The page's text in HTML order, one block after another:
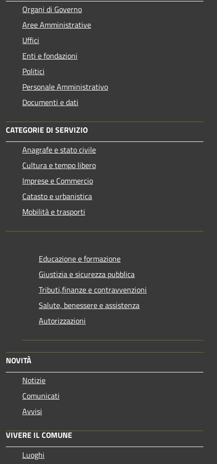
Organi di Governo
Aree Amministrative
Uffici
Enti e fondazioni
Politici
Personale Amministrativo
Documenti e dati
CATEGORIE DI SERVIZIO
Anagrafe e stato civile
Cultura e tempo libero
Imprese e Commercio
Catasto e urbanistica
Mobilità e trasporti
Educazione e formazione
Giustizia e sicurezza pubblica
Tributi,finanze e contravvenzioni
Salute, benessere e assistenza
Autorizzazioni
NOVITÀ
Notizie
Comunicati
Avvisi
VIVERE IL COMUNE
Luoghi